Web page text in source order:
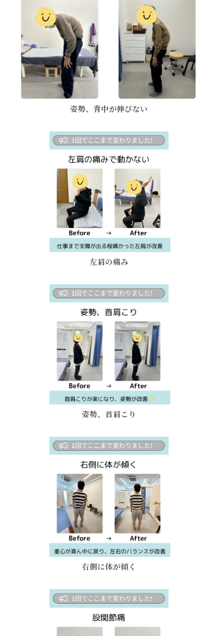
姿勢、背中が伸びない
左肩の痛み
姿勢、首肩こり
右側に体が傾く